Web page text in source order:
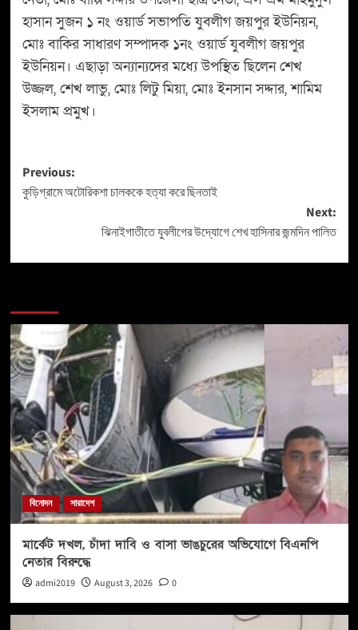
হাসান সুজন ১ নং ওয়ার্ড সভাপতি যুবলীগ জয়পুর ইউনিয়ন,
মোঃ বাকির সাধারণ সম্পাদক ১নং ওয়ার্ড যুবলীগ জয়পুর
ইউনিয়ন। এছাড়া অন্যান্যদের মধ্যে উপস্থিত ছিলেন শেখ
উজ্জল, শেখ লাভু, মোঃ লিটু মিয়া, মোঃ ইনসান সদ্দার, শামিম
ইসলাম প্রমুখ।
Previous:
কুড়িগ্রামে অটোরিকশা চালককে হত্যা করে ছিনতাই
Next:
ঝিনাইগাতীতে যুবলীগের উদ্যোগে শেখ হাসিনার জন্মদিন পালিত
বিনোদন সারাদেশ
মার্কেট দখল, চাঁদা দাবি ও বাসা ভাঙচুরের অভিযোগে বিএনপি
নেতার বিরুদ্ধে
admi2019 August 3, 2026 0